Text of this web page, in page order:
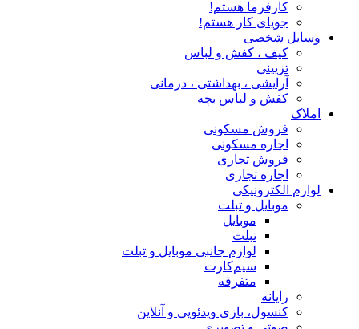
کارفرما هستم!
جویای کار هستم!
وسایل شخصی
کیف ، کفش و لباس
تزیینی
آرایشی ، بهداشتی ، درمانی
کفش و لباس بچه
املاک
فروش مسکونی
اجاره مسکونی
فروش تجاری
اجاره تجاری
لوازم الکترونیکی
موبایل و تبلت
موبایل
تبلت
لوازم جانبی موبایل و تبلت
سیم‌کارت
متفرقه
رایانه
کنسول، بازی‌ ویدئویی و آنلاین